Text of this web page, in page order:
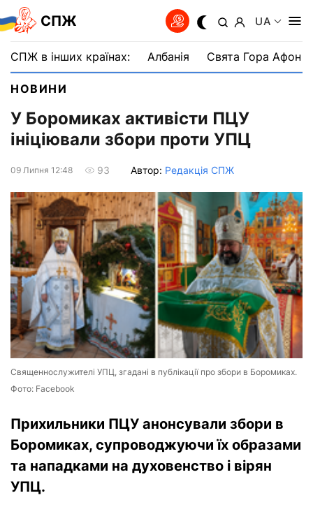
СПЖ UA
СПЖ в інших країнах: Албанія Свята Гора Афон
НОВИНИ
У Боромиках активісти ПЦУ
ініціювали збори проти УПЦ
09 Липня 12:48 93 Автор: Редакція СПЖ
Священнослужителі УПЦ, згадані в публікації про збори в Боромиках.
Фото: Facebook
Прихильники ПЦУ анонсували збори в
Боромиках, супроводжуючи їх образами
та нападками на духовенство і вірян
УПЦ.